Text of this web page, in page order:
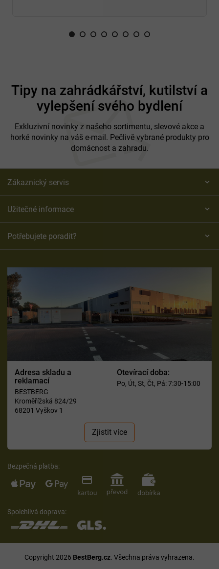
Tipy na zahrádkářství, kutilství a
vylepšení svého bydlení
Exkluzivní novinky z našeho sortimentu, slevové akce a
horké novinky na váš e-mail. Pečlivě vybrané produkty pro
domácnost a zahradu.
Zákaznický servis
Užitečné informace
Potřebujete poradit?
Adresa skladu a
reklamací
BESTBERG
Kroměřížská 824/29
68201 Vyškov 1
Otevírací doba:
Po, Út, St, Čt, Pá: 7:30-15:00
Zjistit více
Bezpečná platba:
Spolehlivá doprava:
Copyright 2026 BestBerg.cz. Všechna práva vyhrazena.